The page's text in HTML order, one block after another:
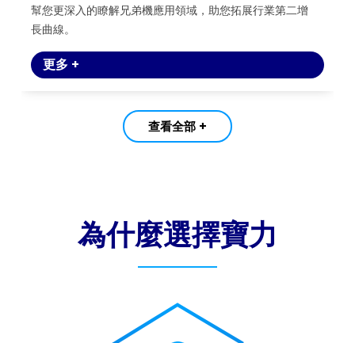
幫您更深入的瞭解兄弟機應用領域，助您拓展行業第二增
長曲線。
更多 +
查看全部 +
為什麼選擇寶力